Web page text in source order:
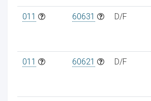
011 60631 D/F
011 60621 D/F